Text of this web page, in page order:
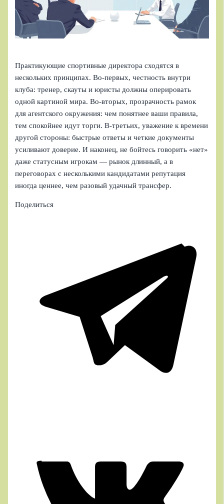
Практикующие спортивные директора сходятся в
нескольких принципах. Во‑первых, честность внутри
клуба: тренер, скауты и юристы должны оперировать
одной картиной мира. Во‑вторых, прозрачность рамок
для агентского окружения: чем понятнее ваши правила,
тем спокойнее идут торги. В‑третьих, уважение к времени
другой стороны: быстрые ответы и четкие документы
усиливают доверие. И наконец, не бойтесь говорить «нет»
даже статусным игрокам — рынок длинный, а в
переговорах с несколькими кандидатами репутация
иногда ценнее, чем разовый удачный трансфер.
Поделиться